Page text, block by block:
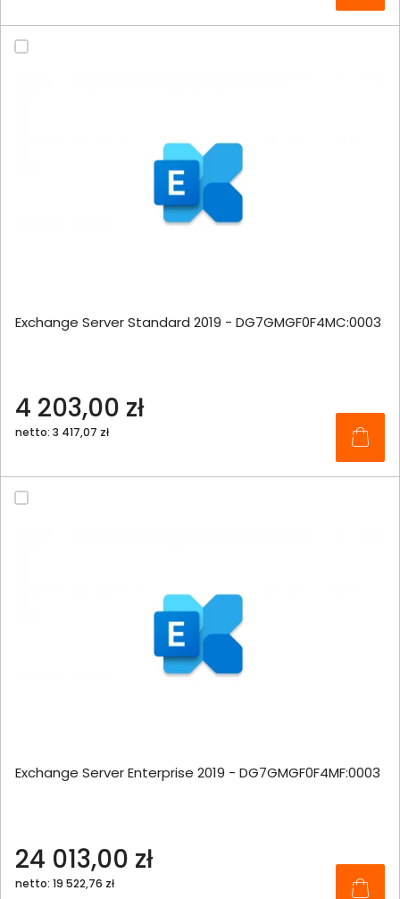
Exchange Server Standard 2019 - DG7GMGF0F4MC:0003
4 203,00 zł
netto: 3 417,07 zł
Exchange Server Enterprise 2019 - DG7GMGF0F4MF:0003
24 013,00 zł
netto: 19 522,76 zł